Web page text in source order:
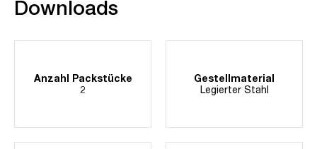
Downloads
Anzahl Packstücke
2
Gestellmaterial
Legierter Stahl